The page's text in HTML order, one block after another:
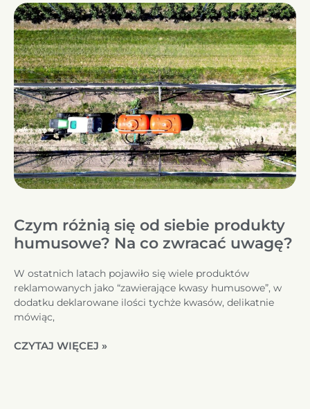
Czym różnią się od siebie produkty
humusowe? Na co zwracać uwagę?
W ostatnich latach pojawiło się wiele produktów
reklamowanych jako “zawierające kwasy humusowe”, w
dodatku deklarowane ilości tychże kwasów, delikatnie
mówiąc,
CZYTAJ WIĘCEJ »